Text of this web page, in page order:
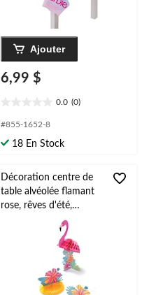
Ajouter
6,99 $
0.0 (0)
étoile(s)
5.
#855-1652-8
18 En Stock
Décoration centre de
table alvéolée flamant
rose, rêves d'été,
rose/jaune/orange, paq.
3, pour fête estivale